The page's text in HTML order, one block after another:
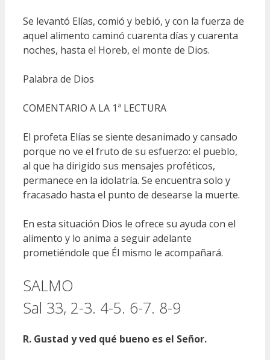
Se levantó Elías, comió y bebió, y con la fuerza de
aquel alimento caminó cuarenta días y cuarenta
noches, hasta el Horeb, el monte de Dios.
Palabra de Dios
COMENTARIO A LA 1ª LECTURA
El profeta Elías se siente desanimado y cansado
porque no ve el fruto de su esfuerzo: el pueblo,
al que ha dirigido sus mensajes proféticos,
permanece en la idolatría. Se encuentra solo y
fracasado hasta el punto de desearse la muerte.
En esta situación Dios le ofrece su ayuda con el
alimento y lo anima a seguir adelante
prometiéndole que Él mismo le acompañará.
SALMO
Sal 33, 2-3. 4-5. 6-7. 8-9
R. Gustad y ved qué bueno es el Señor.